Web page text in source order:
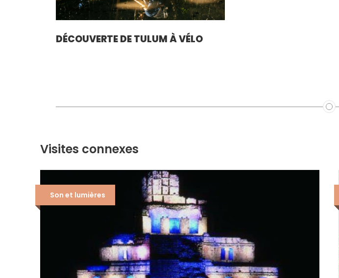
DÉCOUVERTE DE TULUM À VÉLO
Visites connexes
Son et lumières